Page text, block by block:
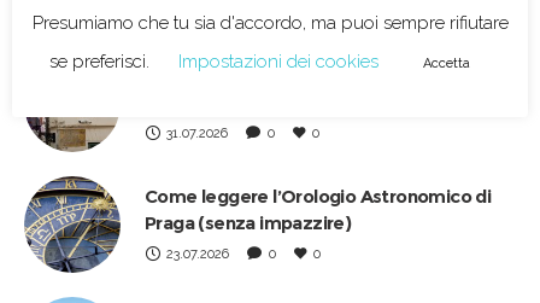
Musei di Zagabria: alla scoperta del lato più
31.07.2026 0 0
Come leggere l’Orologio Astronomico di
Praga (senza impazzire)
23.07.2026 0 0
Presumiamo che tu sia d'accordo, ma puoi sempre rifiutare
se preferisci.
Impostazioni dei cookies Accetta